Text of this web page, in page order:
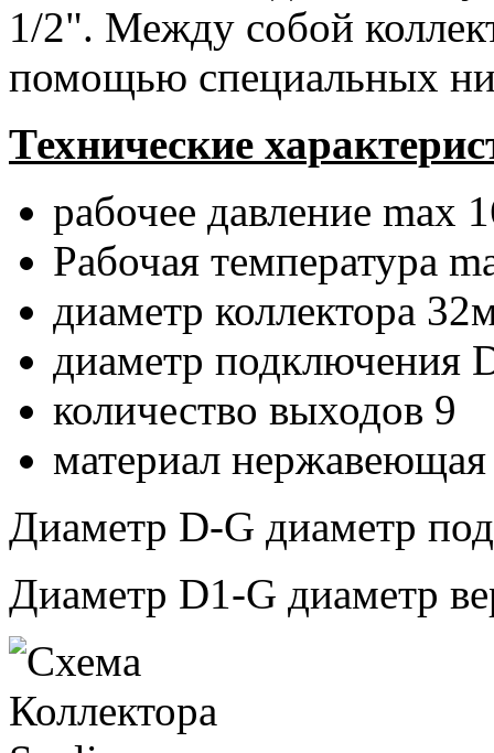
1/2". Между собой
помощью специальных
Технические
рабочее давление max
Рабочая температура
диаметр коллектора
диаметр подключения
количество выходов 9
материал нержавеющая
Диаметр D-G диаметр
Диаметр D1-G диаметр